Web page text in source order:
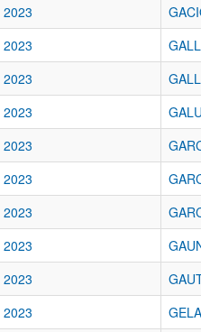
2023
2023
2023
2023
2023
2023
2023
2023
2023
2023